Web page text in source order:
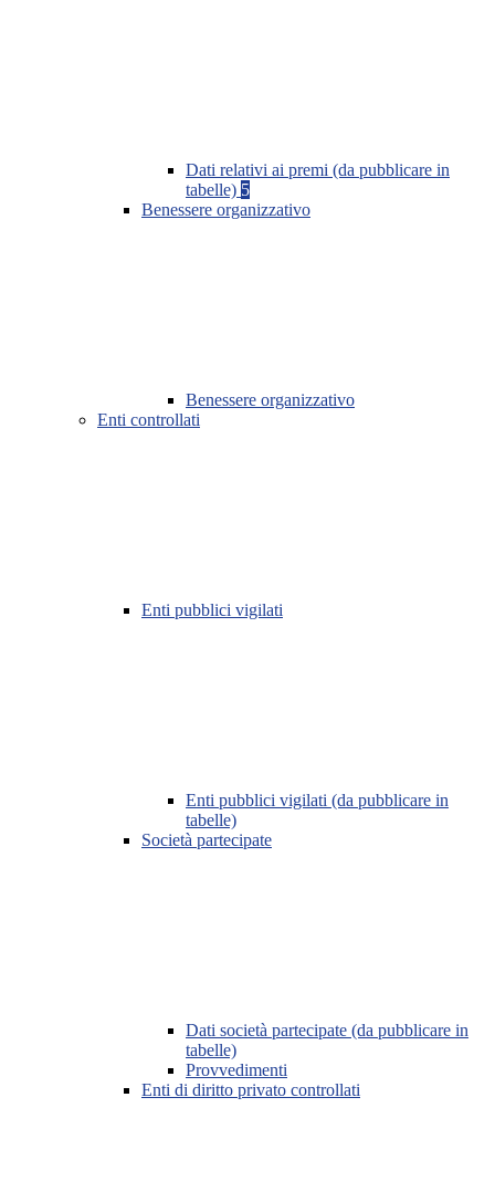
Dati relativi ai premi (da pubblicare in
tabelle) 5
Benessere organizzativo
Benessere organizzativo
Enti controllati
Enti pubblici vigilati
Enti pubblici vigilati (da pubblicare in
tabelle)
Società partecipate
Dati società partecipate (da pubblicare in
tabelle)
Provvedimenti
Enti di diritto privato controllati